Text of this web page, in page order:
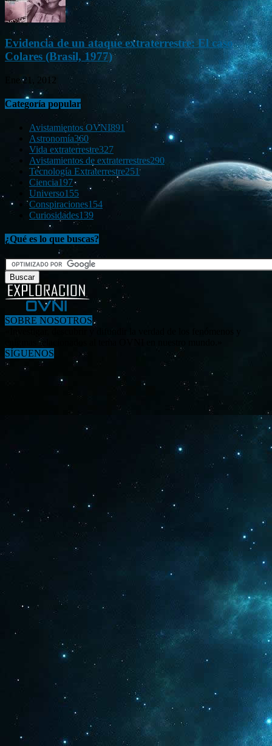
Evidencia de un ataque extraterrestre: El caso
Colares (Brasil, 1977)
Ene 21, 2012
Categoría popular
Avistamientos OVNI891
Astronomía360
Vida extraterrestre327
Avistamientos de extraterrestres290
Tecnología Extraterrestre251
Ciencia197
Universo155
Conspiraciones154
Curiosidades139
¿Qué es lo que buscas?
SOBRE NOSOTROS
enigmas relacionados al tema OVNI en nuestro mundo.»
SÍGUENOS